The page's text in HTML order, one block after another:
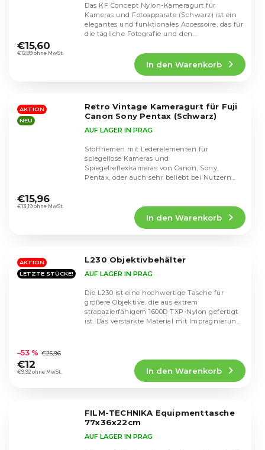
durchschnittliche
Produktbewertung
Sternen.
€12,89 ohne MwSt.
€15,60
In den Warenkorb
Das KF Concept Nylon-Kameragurt für
Kameras und Fotoapparate (Schwarz) ist ein
elegantes und funktionales Accessoire, das für
die tägliche Fotografie und den
AKTION
NEU
Retro Vintage Kameragurt für Fuji
Canon Sony Pentax (Schwarz)
durchschnittliche
Produktbewertung
Sternen.
AUF LAGER IN PRAG
€13,19 ohne MwSt.
€15,96
In den Warenkorb
Stoffriemen mit Lederelementen für
spiegellose Kameras und
Spiegelreflexkameras von Canon, Sony,
Pentax, oder auch sehr beliebt bei Nutzern
AKTION
LETZTE STÜCKE!
L230 Objektivbehälter
durchschnittliche
Produktbewertung
ist
AUF LAGER IN PRAG
€9,92 ohne MwSt.
–53 % €25,96
€12
In den Warenkorb
Die L230 ist eine hochwertige Tasche für
größere Objektive, die aus extrem
strapazierfähigem 1600D TXP-Nylon gefertigt
ist. Das verstärkte Material mit Imprägnierung
FILM-TECHNIKA Equipmenttasche
77x36x22cm
AUF LAGER IN PRAG